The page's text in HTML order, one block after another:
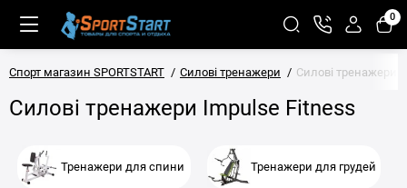
0
Спорт магазин SPORTSTART Силові тренажери Силові тренажери
Силові тренажери Impulse Fitness
Тренажери для спини Тренажери для грудей